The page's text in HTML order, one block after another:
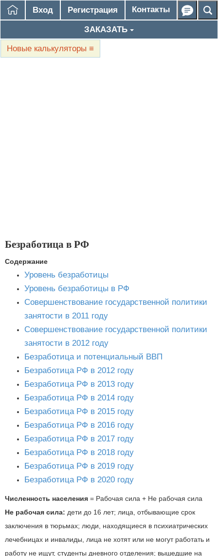
Вход Регистрация Контакты
ЗАКАЗАТЬ
Новые калькуляторы ≡
Безработица в РФ
Содержание
Уровень безработицы
Уровень безработицы в РФ
Совершенствование государственной политики
занятости в 2011 году
Совершенствование государственной политики
занятости в 2012 году
Безработица и потенциальный ВВП
Безработица РФ в 2012 году
Безработица РФ в 2013 году
Безработица РФ в 2014 году
Безработица РФ в 2015 году
Безработица РФ в 2016 году
Безработица РФ в 2017 году
Безработица РФ в 2018 году
Безработица РФ в 2019 году
Безработица РФ в 2020 году
Численность населения = Рабочая сила + Не рабочая сила
Не рабочая сила: дети до 16 лет; лица, отбывающие срок
заключения в тюрьмах; люди, находящиеся в психиатрических
лечебницах и инвалиды, лица не хотят или не могут работать и
работу не ищут, студенты дневного отделения; вышедшие на